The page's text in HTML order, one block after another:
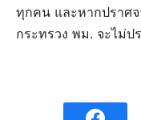
ทุกคน และหากปราศ
กระทรวง พม. จะไม่ป